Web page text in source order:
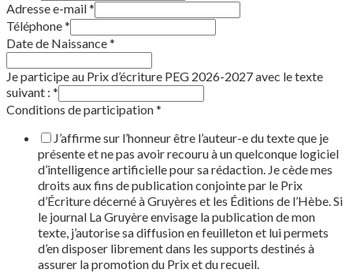
Adresse e-mail*
Téléphone*
Date de Naissance*
Je participe au Prix d’écriture PEG 2026-2027 avec le texte
suivant : *
Conditions de participation*
J’affirme sur l’honneur être l’auteur-e du texte que je
présente et ne pas avoir recouru à un quelconque logiciel
d’intelligence artificielle pour sa rédaction. Je cède mes
droits aux fins de publication conjointe par le Prix
d’Écriture décerné à Gruyères et les Éditions de l’Hèbe. Si
le journal La Gruyère envisage la publication de mon
texte, j’autorise sa diffusion en feuilleton et lui permets
d’en disposer librement dans les supports destinés à
assurer la promotion du Prix et du recueil.